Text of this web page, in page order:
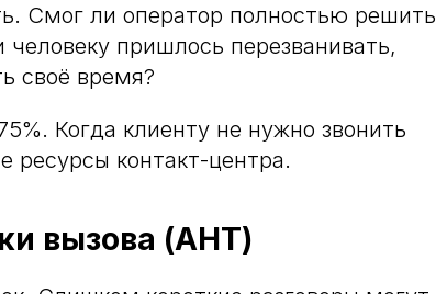
Смог ли оператор полностью решить
человеку пришлось перезванивать,
своё время?
Когда клиенту не нужно звонить
ресурсы контакт-центра.
вызова (AHT)